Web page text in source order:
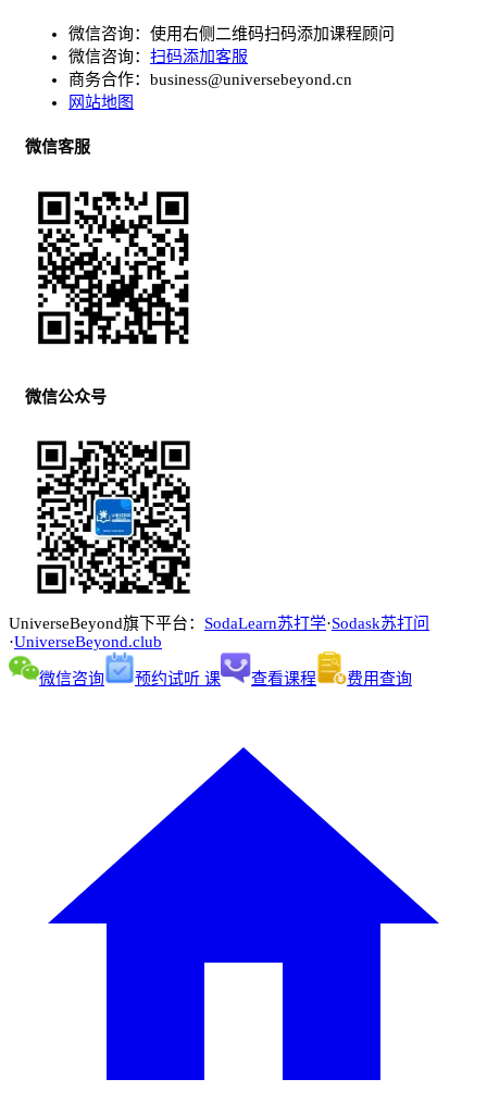
微信咨询：使用右侧二维码扫码添加课程顾问
微信咨询： 扫码添加客服
商务合作： business@universebeyond.cn
网站地图
微信客服
微信公众号
UniverseBeyond旗下平台： SodaLearn苏打学·Sodask苏打问
·UniverseBeyond.club
微信咨询 预约试听 课 查看课程 费用查询